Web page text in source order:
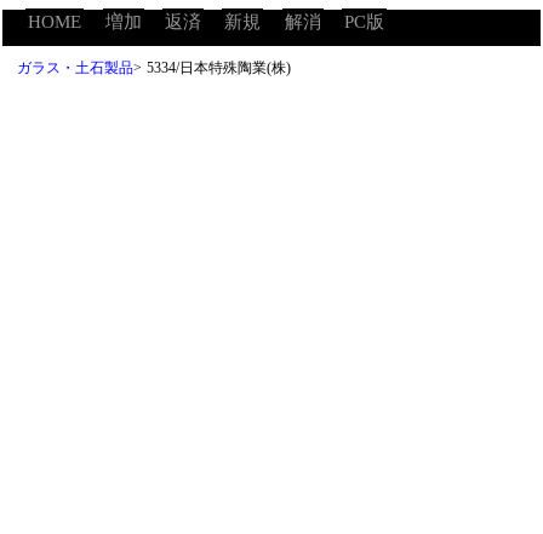
HOME 増加 返済 新規 解消 PC版
ガラス・土石製品> 5334/日本特殊陶業(株)